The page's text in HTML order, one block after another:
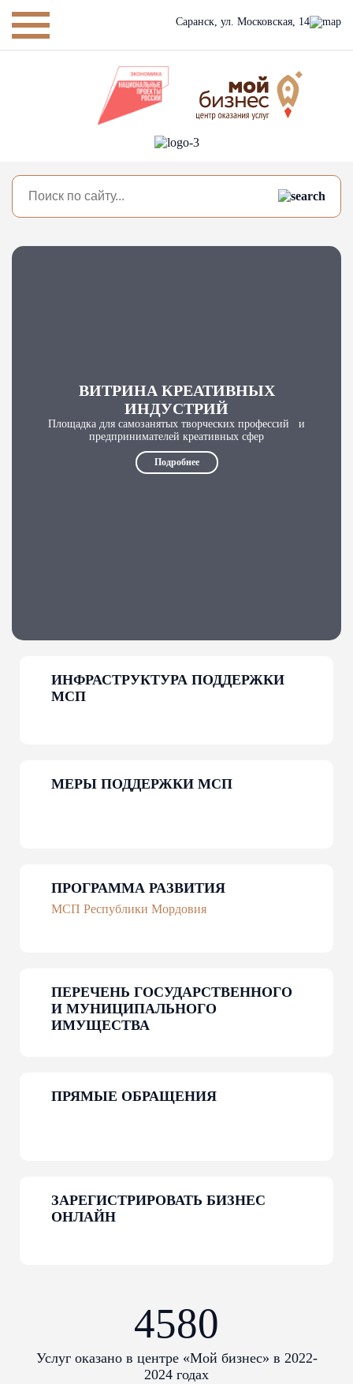
Саранск, ул. Московская, 14
ВИТРИНА КРЕАТИВНЫХ
ИНДУСТРИЙ
Площадка для самозанятых творческих профессий и
предпринимателей креативных сфер
Подробнее
КАТАЛОГ
ИНФРАСТРУКТУРА ПОДДЕРЖКИ
МСП
МЕРЫ ПОДДЕРЖКИ МСП
ПРОГРАММА РАЗВИТИЯ
МСП Республики Мордовия
ПЕРЕЧЕНЬ ГОСУДАРСТВЕННОГО
И МУНИЦИПАЛЬНОГО
ИМУЩЕСТВА
ПРЯМЫЕ ОБРАЩЕНИЯ
ЗАРЕГИСТРИРОВАТЬ БИЗНЕС
ОНЛАЙН
4580
Услуг оказано в центре «Мой бизнес» в 2022-
2024 годах